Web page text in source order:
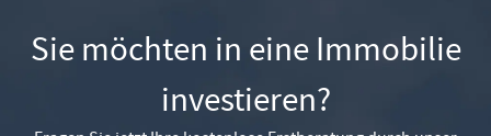
Sie möchten in eine Immobilie
investieren?